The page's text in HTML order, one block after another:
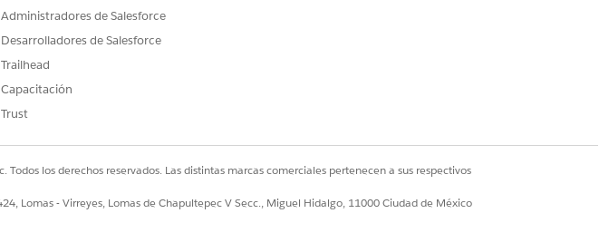
Administradores de Salesforce
Desarrolladores de Salesforce
Trailhead
Capacitación
Trust
los derechos reservados. Las distintas marcas comerciales pertenecen a sus respectivos
Lomas - Virreyes, Lomas de Chapultepec V Secc., Miguel Hidalgo, 11000 Ciudad de México